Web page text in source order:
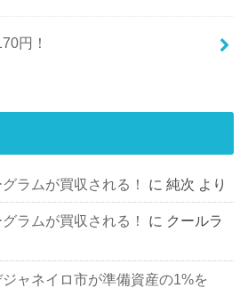
円！
ラムが買収される！ に純次 より
ラムが買収される！ に クールラ
ャネイロ市が準備資産の1%を